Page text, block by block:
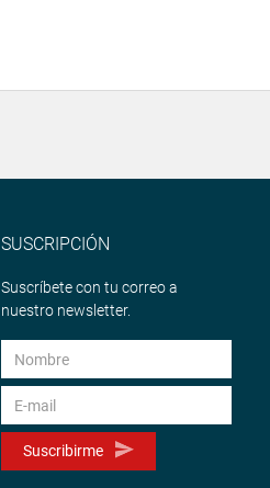
SUSCRIPCIÓN
Suscríbete con tu correo a
nuestro newsletter.
Suscribirme